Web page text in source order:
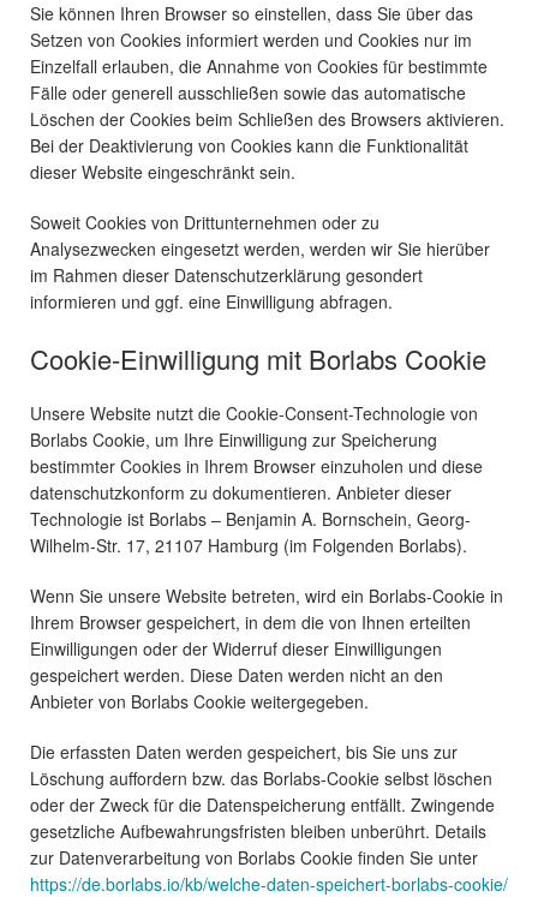
Sie können Ihren Browser so einstellen, dass Sie über das
Setzen von Cookies informiert werden und Cookies nur im
Einzelfall erlauben, die Annahme von Cookies für bestimmte
Fälle oder generell ausschließen sowie das automatische
Löschen der Cookies beim Schließen des Browsers aktivieren.
Bei der Deaktivierung von Cookies kann die Funktionalität
dieser Website eingeschränkt sein.
Soweit Cookies von Drittunternehmen oder zu
Analysezwecken eingesetzt werden, werden wir Sie hierüber
im Rahmen dieser Datenschutzerklärung gesondert
informieren und ggf. eine Einwilligung abfragen.
Cookie-Einwilligung mit Borlabs Cookie
Unsere Website nutzt die Cookie-Consent-Technologie von
Borlabs Cookie, um Ihre Einwilligung zur Speicherung
bestimmter Cookies in Ihrem Browser einzuholen und diese
datenschutzkonform zu dokumentieren. Anbieter dieser
Technologie ist Borlabs – Benjamin A. Bornschein, Georg-
Wilhelm-Str. 17, 21107 Hamburg (im Folgenden Borlabs).
Wenn Sie unsere Website betreten, wird ein Borlabs-Cookie in
Ihrem Browser gespeichert, in dem die von Ihnen erteilten
Einwilligungen oder der Widerruf dieser Einwilligungen
gespeichert werden. Diese Daten werden nicht an den
Anbieter von Borlabs Cookie weitergegeben.
Die erfassten Daten werden gespeichert, bis Sie uns zur
Löschung auffordern bzw. das Borlabs-Cookie selbst löschen
oder der Zweck für die Datenspeicherung entfällt. Zwingende
gesetzliche Aufbewahrungsfristen bleiben unberührt. Details
zur Datenverarbeitung von Borlabs Cookie finden Sie unter
https://de.borlabs.io/kb/welche-daten-speichert-borlabs-cookie/